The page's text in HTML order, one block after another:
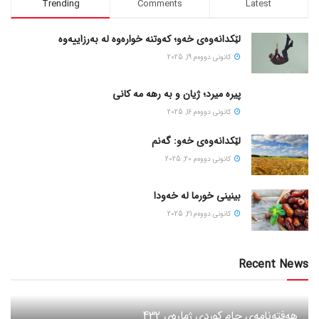
Trending Comments Latest
لێکدانەوەی خەو؛ کەوتنە خوارەوە لە بەرزاییەوە
كانونی دووه‌م 19, 2025
پیره میرد؛ ژیان و به رهه مه کانی
كانونی دووه‌م 16, 2025
لێکدانەوەی خەو: گەنم
كانونی دووه‌م 20, 2025
بینینی خورما لە خەودا
كانونی دووه‌م 21, 2025
Recent News